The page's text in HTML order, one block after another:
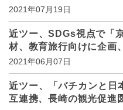
2021年07月19日
近ツー、SDGs視点で「
材、教育旅行向けに企画
2021年06月07日
近ツー、「バチカンと日
互連携、長崎の観光促進